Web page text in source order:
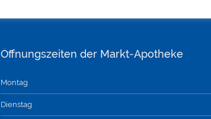
Öffnungszeiten der Markt-Apotheke
Montag
Dienstag